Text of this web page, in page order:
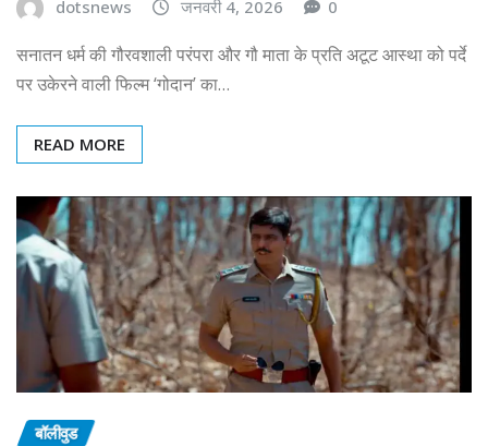
dotsnews जनवरी 4, 2026 0
सनातन धर्म की गौरवशाली परंपरा और गौ माता के प्रति अटूट आस्था को पर्दे
पर उकेरने वाली फिल्म ‘गोदान’ का…
READ MORE
बॉलीवुड